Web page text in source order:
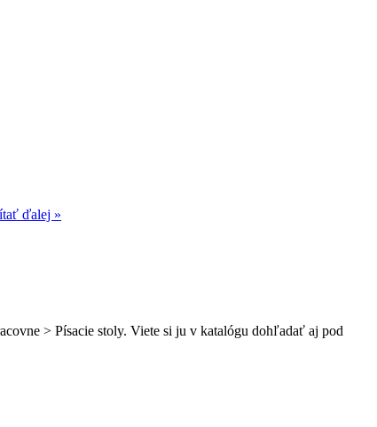
ďalej »
> Písacie stoly. Viete si ju v katalógu dohľadať aj pod